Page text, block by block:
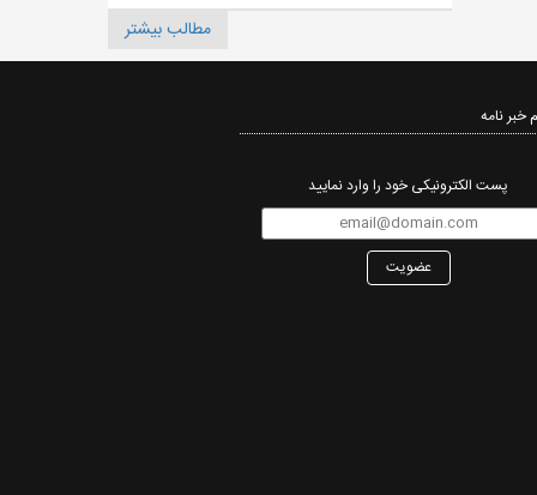
مطالب بیشتر
خبر نامه‌
پست الکترونیکی خود را وارد نمایید
عضویت